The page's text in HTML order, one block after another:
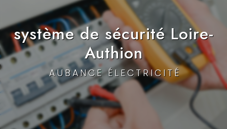
système de sécurité Loire-
Authion
AUBANCE ÉLECTRICITÉ